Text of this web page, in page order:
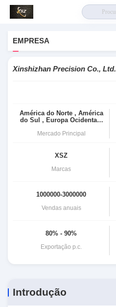
EMPRESA
Xinshizhan Precision Co., Ltd.
América do Norte , Ámérica
do Sul , Europa Ocidental ,
Mercado Principal
XSZ
Marcas
1000000-3000000
Vendas anuais
80% - 90%
Exportação p.c.
Introdução